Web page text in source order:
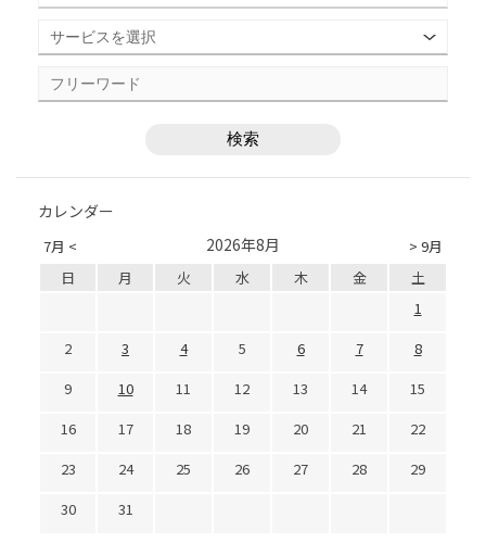
カレンダー
7月 < > 9月
2026年8月
日 月 火 水 木 金
土
1
2
3 4 5 6 7
8
9
10 11 12 13 14
15
16
17 18 19 20 21
22
23
24 25 26 27 28
29
30
31